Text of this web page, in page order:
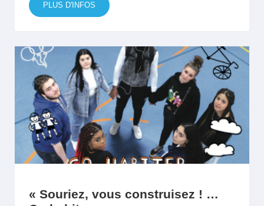
PLUS D'INFOS
« Souriez, vous construisez ! …